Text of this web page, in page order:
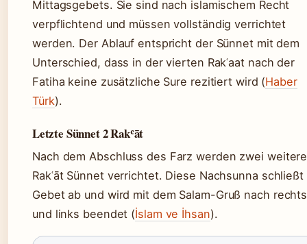
Mittagsgebets. Sie sind nach islamischem Recht
verpflichtend und müssen vollständig verrichtet
werden. Der Ablauf entspricht der Sünnet mit dem
Unterschied, dass in der vierten Rakʿaat nach der
Fatiha keine zusätzliche Sure rezitiert wird (Haber
Türk).
Letzte Sünnet 2 Rakʿāt
Nach dem Abschluss des Farz werden zwei weitere
Rakʿāt Sünnet verrichtet. Diese Nachsunna schließt
Gebet ab und wird mit dem Salam-Gruß nach rechts
und links beendet (İslam ve İhsan).